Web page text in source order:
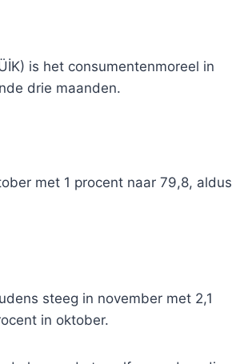
is het consumentenmoreel in
drie maanden.
met 1 procent naar 79,8, aldus
steeg in november met 2,1
in oktober.